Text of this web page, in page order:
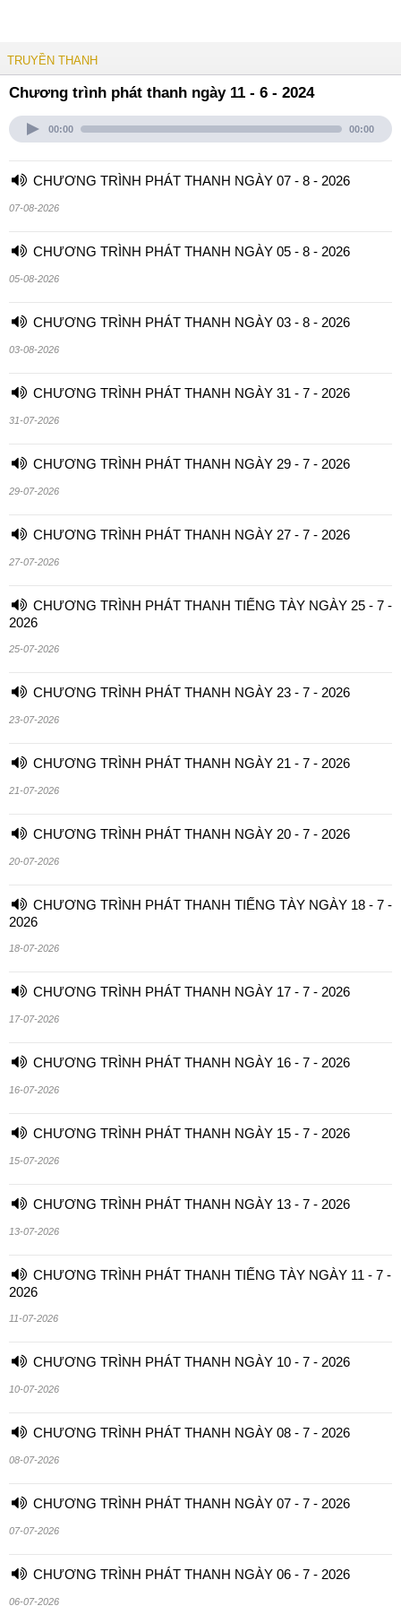
TRUYỀN THANH
Chương trình phát thanh ngày 11 - 6 - 2024
00:00 00:00
CHƯƠNG TRÌNH PHÁT THANH NGÀY 07 - 8 - 2026
07-08-2026
CHƯƠNG TRÌNH PHÁT THANH NGÀY 05 - 8 - 2026
05-08-2026
CHƯƠNG TRÌNH PHÁT THANH NGÀY 03 - 8 - 2026
03-08-2026
CHƯƠNG TRÌNH PHÁT THANH NGÀY 31 - 7 - 2026
31-07-2026
CHƯƠNG TRÌNH PHÁT THANH NGÀY 29 - 7 - 2026
29-07-2026
CHƯƠNG TRÌNH PHÁT THANH NGÀY 27 - 7 - 2026
27-07-2026
CHƯƠNG TRÌNH PHÁT THANH TIẾNG TÀY NGÀY 25 - 7 -
2026
25-07-2026
CHƯƠNG TRÌNH PHÁT THANH NGÀY 23 - 7 - 2026
23-07-2026
CHƯƠNG TRÌNH PHÁT THANH NGÀY 21 - 7 - 2026
21-07-2026
CHƯƠNG TRÌNH PHÁT THANH NGÀY 20 - 7 - 2026
20-07-2026
CHƯƠNG TRÌNH PHÁT THANH TIẾNG TÀY NGÀY 18 - 7 -
2026
18-07-2026
CHƯƠNG TRÌNH PHÁT THANH NGÀY 17 - 7 - 2026
17-07-2026
CHƯƠNG TRÌNH PHÁT THANH NGÀY 16 - 7 - 2026
16-07-2026
CHƯƠNG TRÌNH PHÁT THANH NGÀY 15 - 7 - 2026
15-07-2026
CHƯƠNG TRÌNH PHÁT THANH NGÀY 13 - 7 - 2026
13-07-2026
CHƯƠNG TRÌNH PHÁT THANH TIẾNG TÀY NGÀY 11 - 7 -
2026
11-07-2026
CHƯƠNG TRÌNH PHÁT THANH NGÀY 10 - 7 - 2026
10-07-2026
CHƯƠNG TRÌNH PHÁT THANH NGÀY 08 - 7 - 2026
08-07-2026
CHƯƠNG TRÌNH PHÁT THANH NGÀY 07 - 7 - 2026
07-07-2026
CHƯƠNG TRÌNH PHÁT THANH NGÀY 06 - 7 - 2026
06-07-2026